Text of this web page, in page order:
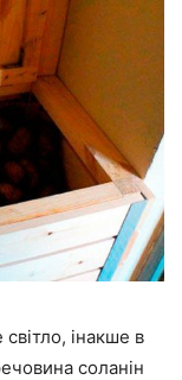
інакше в
соланін